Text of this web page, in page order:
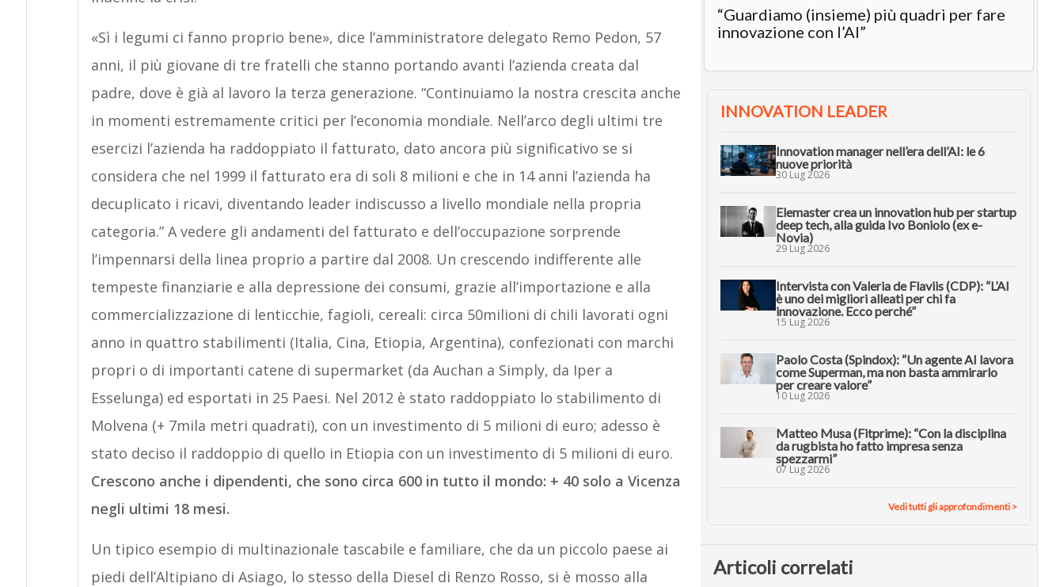
«Sì i legumi ci fanno proprio bene», dice l’amministratore delegato Remo Pedon, 57
anni, il più giovane di tre fratelli che stanno portando avanti l’azienda creata dal
padre, dove è già al lavoro la terza generazione. “Continuiamo la nostra crescita anche
in momenti estremamente critici per l’economia mondiale. Nell’arco degli ultimi tre
esercizi l’azienda ha raddoppiato il fatturato, dato ancora più significativo se si
considera che nel 1999 il fatturato era di soli 8 milioni e che in 14 anni l’azienda ha
decuplicato i ricavi, diventando leader indiscusso a livello mondiale nella propria
categoria.” A vedere gli andamenti del fatturato e dell’occupazione sorprende
l’impennarsi della linea proprio a partire dal 2008. Un crescendo indifferente alle
tempeste finanziarie e alla depressione dei consumi, grazie all’importazione e alla
commercializzazione di lenticchie, fagioli, cereali: circa 50milioni di chili lavorati ogni
anno in quattro stabilimenti (Italia, Cina, Etiopia, Argentina), confezionati con marchi
propri o di importanti catene di supermarket (da Auchan a Simply, da Iper a
Esselunga) ed esportati in 25 Paesi. Nel 2012 è stato raddoppiato lo stabilimento di
Molvena (+ 7mila metri quadrati), con un investimento di 5 milioni di euro; adesso è
stato deciso il raddoppio di quello in Etiopia con un investimento di 5 milioni di euro.
Crescono anche i dipendenti, che sono circa 600 in tutto il mondo: + 40 solo a Vicenza
negli ultimi 18 mesi.
Un tipico esempio di multinazionale tascabile e familiare, che da un piccolo paese ai
piedi dell’Altipiano di Asiago, lo stesso della Diesel di Renzo Rosso, si è mosso alla
“Guardiamo (insieme) più quadri per fare
innovazione con l’AI”
INNOVATION LEADER
Innovation manager nell’era dell’AI: le 6
nuove priorità
30 Lug 2026
Elemaster crea un innovation hub per startup
deep tech, alla guida Ivo Boniolo (ex e-
Novia)
29 Lug 2026
Intervista con Valeria de Flaviis (CDP): “L’AI
è uno dei migliori alleati per chi fa
innovazione. Ecco perché”
15 Lug 2026
Paolo Costa (Spindox): “Un agente AI lavora
come Superman, ma non basta ammirarlo
per creare valore”
10 Lug 2026
Matteo Musa (Fitprime): “Con la disciplina
da rugbista ho fatto impresa senza
spezzarmi”
07 Lug 2026
Vedi tutti gli approfondimenti >
Articoli correlati